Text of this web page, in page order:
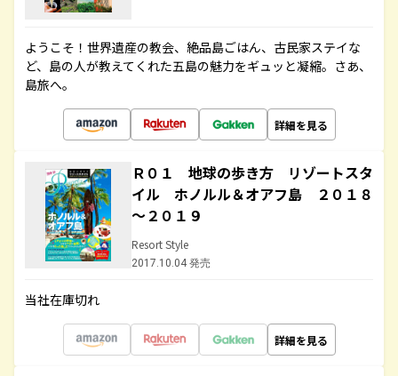
ようこそ！世界遺産の教会、絶品島ごはん、古民家ステイな
ど、島の人が教えてくれた五島の魅力をギュッと凝縮。さあ、
島旅へ。
詳細を見る
Ｒ０１ 地球の歩き方 リゾートスタ
イル ホノルル＆オアフ島 ２０１８
～２０１９
Resort Style
2017.10.04 発売
当社在庫切れ
詳細を見る